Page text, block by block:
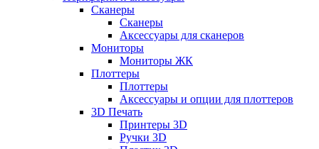
Сканеры
Сканеры
Аксессуары для сканеров
Мониторы
Мониторы ЖК
Плоттеры
Плоттеры
Аксессуары и опции для плоттеров
3D Печать
Принтеры 3D
Ручки 3D